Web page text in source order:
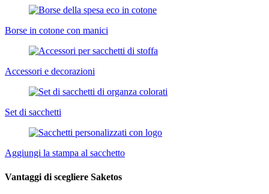
Borse in cotone con manici
Accessori e decorazioni
Set di sacchetti
Aggiungi la stampa al sacchetto
Vantaggi di scegliere Saketos